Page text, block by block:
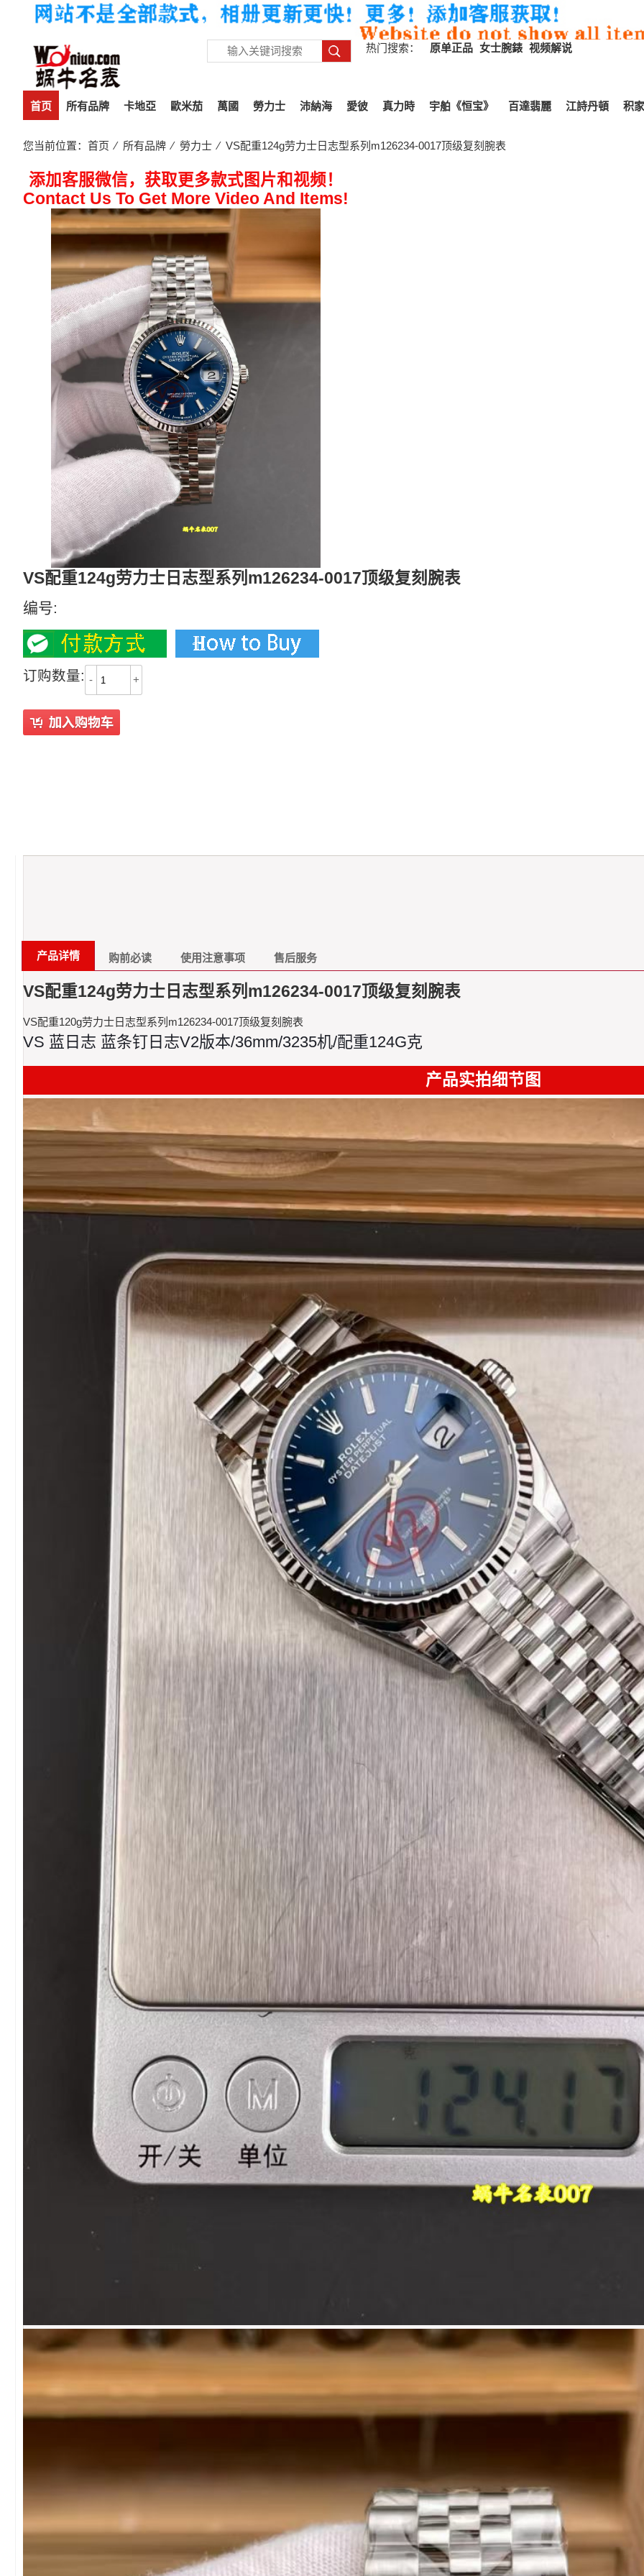
热门搜索： 原单正品 女士腕錶 视频解说
首页 所有品牌 卡地亞 歐米茄 萬國 勞力士 沛納海 愛彼 真力時 宇舶《恒宝》 百達翡麗 江詩丹頓 积家
您当前位置： 首页 ⁄ 所有品牌 ⁄ 勞力士 ⁄ VS配重124g劳力士日志型系列m126234-0017顶级复刻腕表
添加客服微信，获取更多款式图片和视频！
Contact Us To Get More Video And Items!
VS配重124g劳力士日志型系列m126234-0017顶级复刻腕表
编号:
订购数量: - +
产品详情 购前必读 使用注意事项 售后服务
VS配重124g劳力士日志型系列m126234-0017顶级复刻腕表
VS配重120g劳力士日志型系列m126234-0017顶级复刻腕表
VS 蓝日志 蓝条钉日志V2版本/36mm/3235机/配重124G克
产品实拍细节图